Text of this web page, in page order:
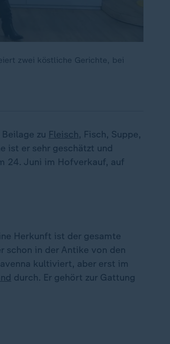
zwei köstliche Gerichte, bei
zu Fleisch, Fisch, Suppe,
ist er sehr geschätzt und
24. Juni im Hofverkauf, auf
Herkunft ist der gesamte
schon in der Antike von den
kultiviert, aber erst im
durch. Er gehört zur Gattung